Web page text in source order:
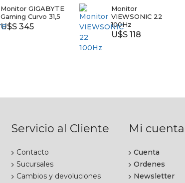
Monitor GIGABYTE
Gaming Curvo 31,5
U$S 345
Monitor
VIEWSONIC 22
100Hz
U$S 118
Servicio al Cliente
Contacto
Sucursales
Cambios y devoluciones
Mi cuenta
Cuenta
Ordenes
Newsletter